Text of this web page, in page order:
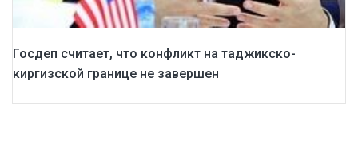
Госдеп считает, что конфликт на таджикско-
киргизской границе не завершен